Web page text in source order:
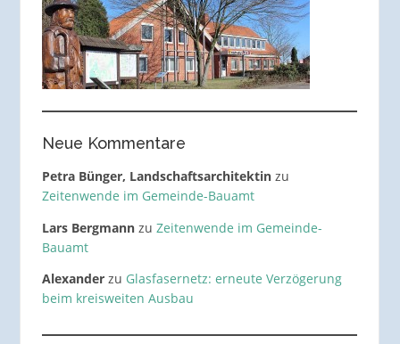
Neue Kommentare
Petra Bünger, Landschaftsarchitektinzu
Zeitenwende im Gemeinde-Bauamt
Lars Bergmannzu Zeitenwende im Gemeinde-
Bauamt
Alexanderzu Glasfasernetz: erneute Verzögerung
beim kreisweiten Ausbau